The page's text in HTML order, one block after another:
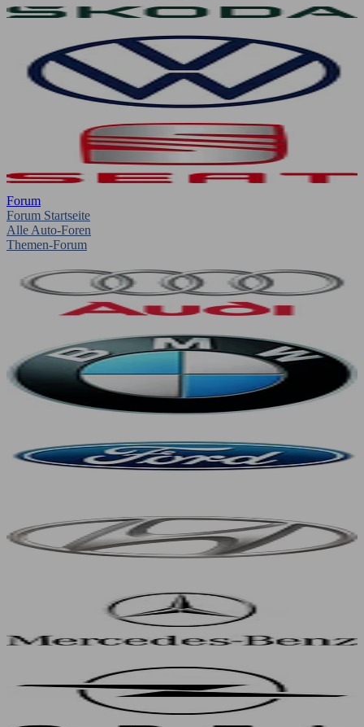
Forum
Forum Startseite
Alle Auto-Foren
Themen-Forum